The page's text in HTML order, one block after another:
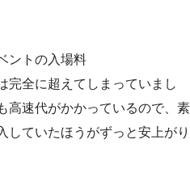
ントの入場料
完全に超えてしまっていまし
高速代がかかっているので、素
していたほうがずっと安上がり